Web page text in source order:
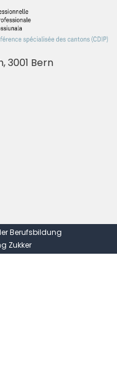
3001 Bern
Berufsbildung
Zukker